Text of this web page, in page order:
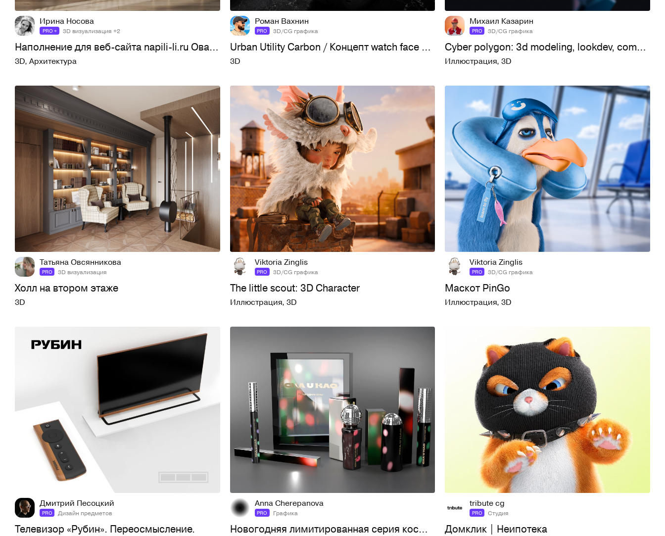
Ирина Носова
PRO + 3D визуализация +2
Наполнение для веб-сайта napili-li.ru Овальный обеденный стол ХОЛЬМ Дуб
3D, Архитектура
Роман Вахнин
PRO 3D/CG графика
Urban Utility Carbon / Концепт watch face для HUAWE
3D
Михаил Казарин
PRO 3D/CG графика
Cyber polygon: 3d modeling, lookdev, compositing
Иллюстрация,3D
19
Татьяна Овсянникова
PRO 3D визуализация
Холл на втором этаже
3D
17
Viktoria Zinglis
PRO 3D/CG графика
The little scout: 3D Character
Иллюстрация, 3D
83
Viktoria Zinglis
PRO 3D/CG графика
Маскот PinGo
Иллюстрация,3D
Дмитрий Песоцкий
PRO Дизайн предметов
Телевизор «Рубин». Переосмысление.
Anna Cherepanova
PRO Графика
Новогодняя лимитированная серия косметики
41
tribute cg
PRO Студия
Домклик | Неипотека